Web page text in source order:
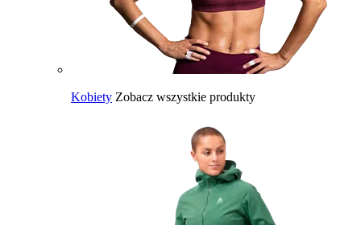
Kobiety Zobacz wszystkie produkty